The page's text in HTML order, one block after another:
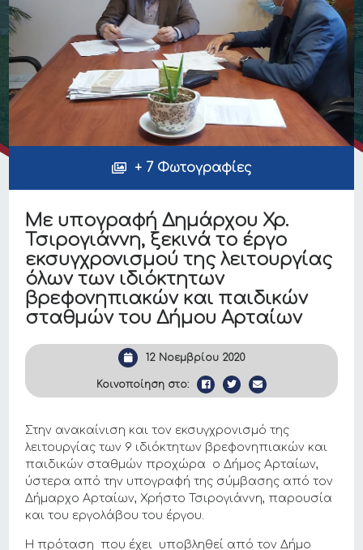
+ 7 Φωτογραφίες
Με υπογραφή Δημάρχου Χρ.
Τσιρογιάννη, ξεκινά το έργο
εκσυγχρονισμού της λειτουργίας
όλων των ιδιόκτητων
βρεφονηπιακών και παιδικών
σταθμών του Δήμου Αρταίων
12 Νοεμβρίου 2020
Κοινοποίηση στο:
Στην ανακαίνιση και τον εκσυγχρονισμό της
λειτουργίας των 9 ιδιόκτητων βρεφονηπιακών και
παιδικών σταθμών προχώρα ο Δήμος Αρταίων,
ύστερα από την υπογραφή της σύμβασης από τον
Δήμαρχο Αρταίων, Χρήστο Τσιρογιάννη, παρουσία
και του εργολάβου του έργου.
Η πρόταση που έχει υποβληθεί από τον Δήμο